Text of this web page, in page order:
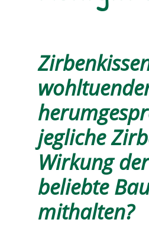
jegliche
Wirkung
beliebte
mithalten?